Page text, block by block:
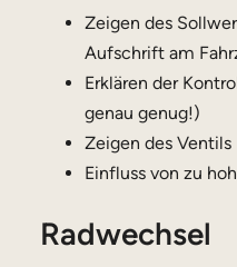
Zeigen des
Aufschrift am
Erklären der
genau genug!)
Zeigen des Ventils
Einfluss von zu
Radwechsel